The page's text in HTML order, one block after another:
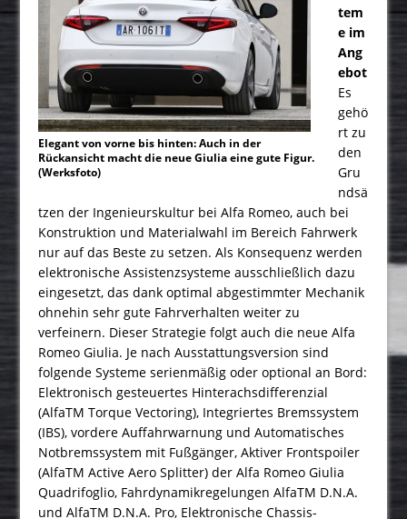
Elegant von vorne bis hinten: Auch in der
Rückansicht macht die neue Giulia eine gute Figur.
(Werksfoto)
tem
e im
Ang
ebot
Es
gehö
rt zu
den
Gru
ndsä
tzen der Ingenieurskultur bei Alfa Romeo, auch bei
Konstruktion und Material­wahl im Bereich Fahrwerk
nur auf das Beste zu setzen. Als Konsequenz werden
elektronische Assis­tenzsysteme ausschließlich dazu
eingesetzt, das dank optimal abgestimmter Mechanik
ohnehin sehr gute Fahrverhalten weiter zu
verfeinern. Dieser Strategie folgt auch die neue Alfa
Romeo Giulia. Je nach Ausstattungsversion sind
folgende Systeme serienmäßig oder optional an Bord:
Elektronisch gesteuertes Hinterachsdifferenzial
(AlfaTM Torque Vectoring), Integriertes Bremssystem
(IBS), vordere Auffahrwarnung und Automatisches
Notbremssystem mit Fußgänger, Aktiver Frontspoiler
(AlfaTM Active Aero Splitter) der Alfa Romeo Giulia
Quadrifoglio, Fahrdynamikregelungen AlfaTM D.N.A.
und AlfaTM D.N.A. Pro, Elektronische Chassis-